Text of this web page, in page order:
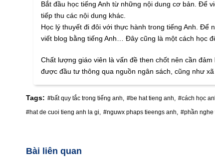
Bắt đầu học tiếng Anh từ những nội dung cơ bản. Để
tiếp thu các nội dung khác.
Học lý thuyết đi đôi với thực hành trong tiếng Anh. Để
viết blog bằng tiếng Anh… Đây cũng là một cách học
Chất lượng giáo viên là vấn đề then chốt nên cần
được đầu tư thông qua nguồn ngân sách, cũng như
Tags: #bất quy tắc trong tiếng anh, #be hat tieng anh, #cách học
#hat de cuoi tieng anh la gi, #nguwx phaps tieengs anh, #phần nghe
Bài liên quan